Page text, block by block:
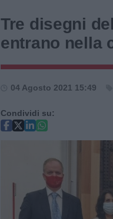
Tre disegni
entrano nella
04 Agosto 2021 15:49
Condividi su: